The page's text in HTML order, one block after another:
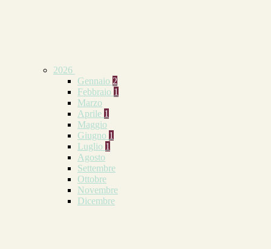
2026
Gennaio 2
Febbraio 1
Marzo
Aprile 1
Maggio
Giugno 1
Luglio 1
Agosto
Settembre
Ottobre
Novembre
Dicembre